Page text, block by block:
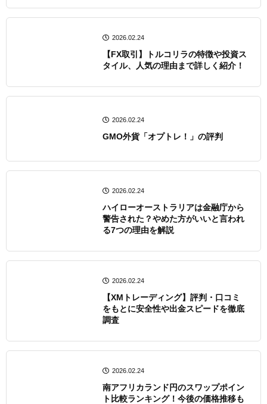
2026.02.24
【FX取引】トルコリラの特徴や投資ス
タイル、人気の理由まで詳しく紹介！
2026.02.24
GMO外貨「オプトレ！」の評判
2026.02.24
ハイローオーストラリアは金融庁から
警告された？やめた方がいいと言われ
る7つの理由を解説
2026.02.24
【XMトレーディング】評判・口コミ
をもとに安全性や出金スピードを徹底
調査
2026.02.24
南アフリカランド円のスワップポイン
ト比較ランキング！今後の価格推移も